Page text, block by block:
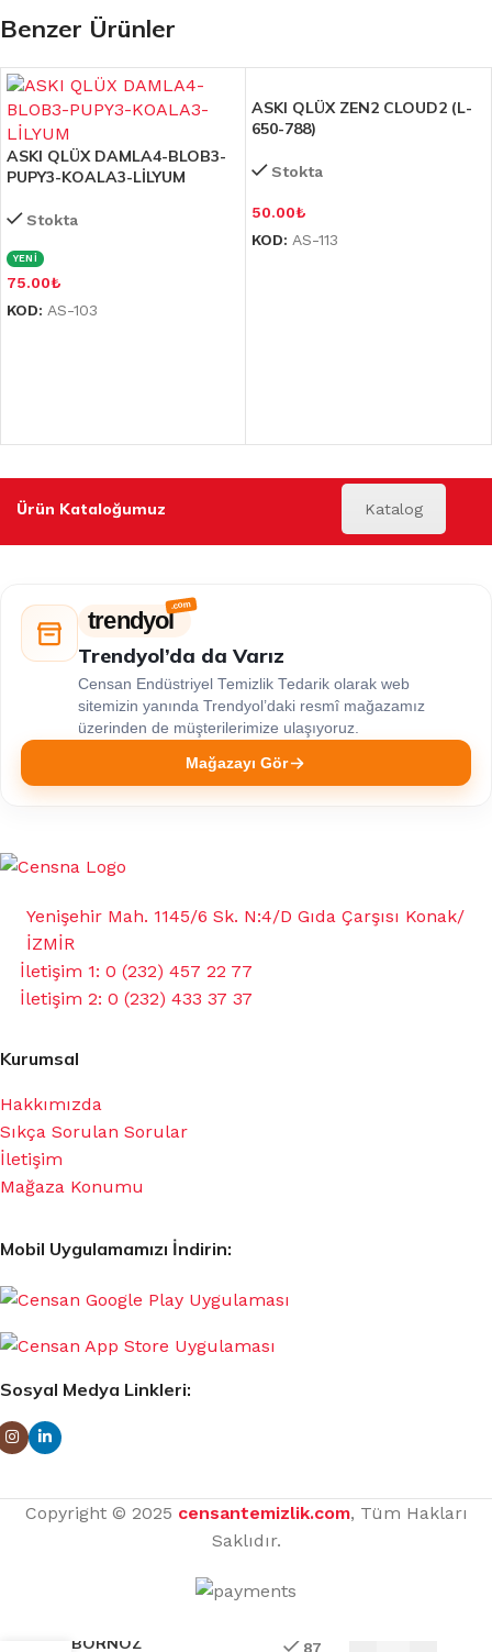
Benzer Ürünler
ASKI QLÜX DAMLA4-BLOB3-
PUPY3-KOALA3-LİLYUM
Stokta
YENİ
75.00₺
KOD: AS-103
ASKI QLÜX ZEN2 CLOUD2 (L-
650-788)
Stokta
50.00₺
KOD: AS-113
Ürün Kataloğumuz Katalog
trendyol
Trendyol’da da Varız
Censan Endüstriyel Temizlik Tedarik olarak web
sitemizin yanında Trendyol’daki resmî mağazamız
üzerinden de müşterilerimize ulaşıyoruz.
Mağazayı Gör
Yenişehir Mah. 1145/6 Sk. N:4/D Gıda Çarşısı Konak/
İZMİR
İletişim 1: 0 (232) 457 22 77
İletişim 2: 0 (232) 433 37 37
Kurumsal
Hakkımızda
Sıkça Sorulan Sorular
İletişim
Mağaza Konumu
Mobil Uygulamamızı İndirin:
Sosyal Medya Linkleri:
Copyright © 2025 censantemizlik.com, Tüm Hakları
Saklıdır.
BORNOZ 87